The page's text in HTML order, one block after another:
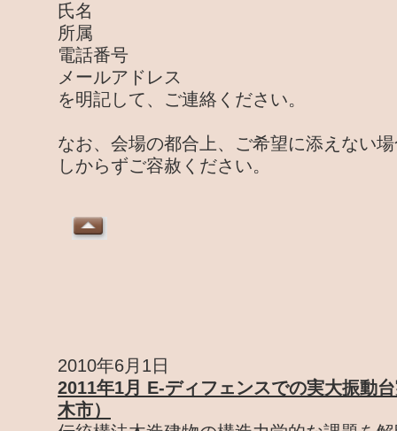
氏名
所属
電話番号
メールアドレス
を明記して、ご連絡ください。
なお、会場の都合上、ご希望に添えない
しからずご容赦ください。
2010年6月1日
2011年1月 E-ディフェンスでの実大振動
木市）